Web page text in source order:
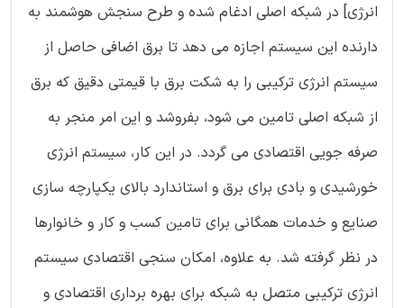
انرژی] در شبکه اصلی ادغام شده و طرح سنجش هوشمند به
دارنده این سیستم اجازه می دهد تا برق اضافی حاصل از
سیستم انرژی ترکیبی را به شکت برق با قیمتی دقیق که برق
از شبکه اصلی تامین می شود، بفروشد و این امر منجر به
صرفه جویی اقتصادی می گردد. در این کار، سیستم انرژی
خورشیدی و بادی برای برق و استاندارد بالای یکپارچه سازی
صنایع و خدمات همگانی برای تامین کسب و کار و خانوارها
در نظر گرفته شد. به علاوه، امکان سنجی اقتصادی سیستم
انرژی ترکیبی متصل به شبکه برای بهره برداری اقتصادی و